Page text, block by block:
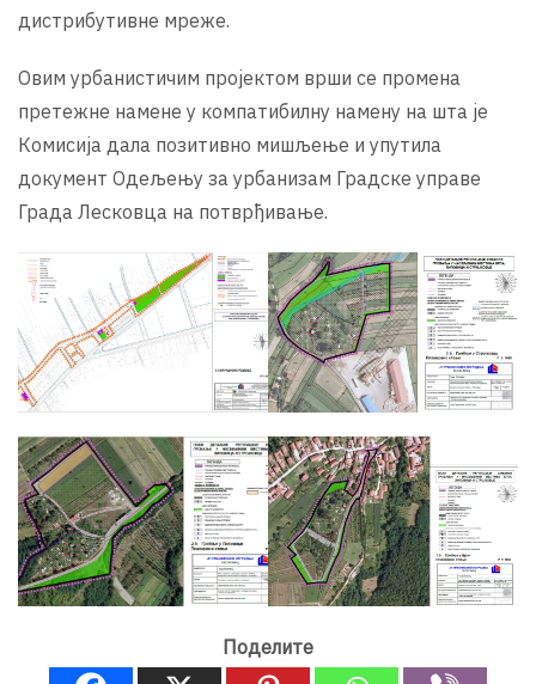
дистрибутивне мреже.
Овим урбанистичим пројектом врши се промена
претежне намене у компатибилну намену на шта је
Комисија дала позитивно мишљење и упутила
документ Одељењу за урбанизам Градске управе
Града Лесковца на потврђивање.
Поделите